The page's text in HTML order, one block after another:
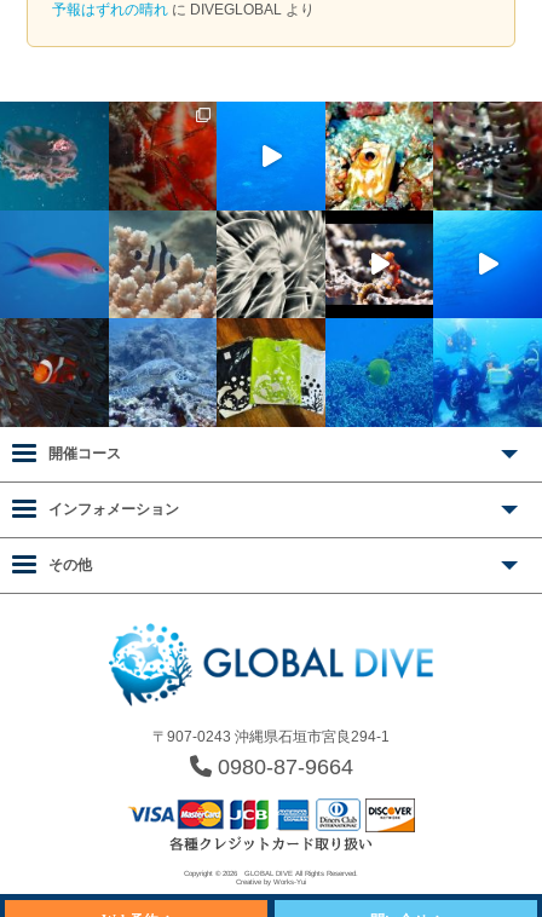
予報はずれの晴れ に DIVEGLOBAL より
〒907-0243 沖縄県石垣市宮良294-1
0980-87-9664
開催コース
インフォメーション
その他
Copyright © 2026 GLOBAL DIVE All Rights Reserved.
Creative by Works-Yui